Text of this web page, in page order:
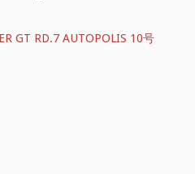
GT RD.7 AUTOPOLIS 10号